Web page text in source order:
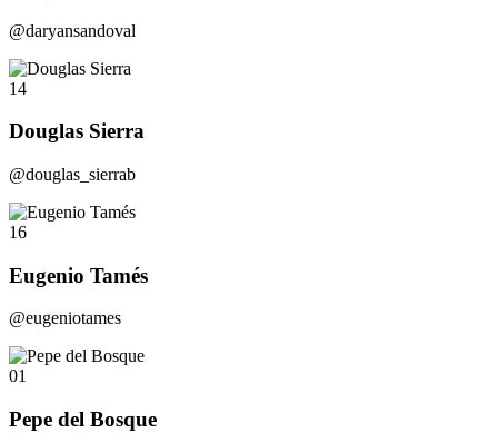
@daryansandoval
14
Douglas Sierra
@douglas_sierrab
16
Eugenio Tamés
@eugeniotames
01
Pepe del Bosque